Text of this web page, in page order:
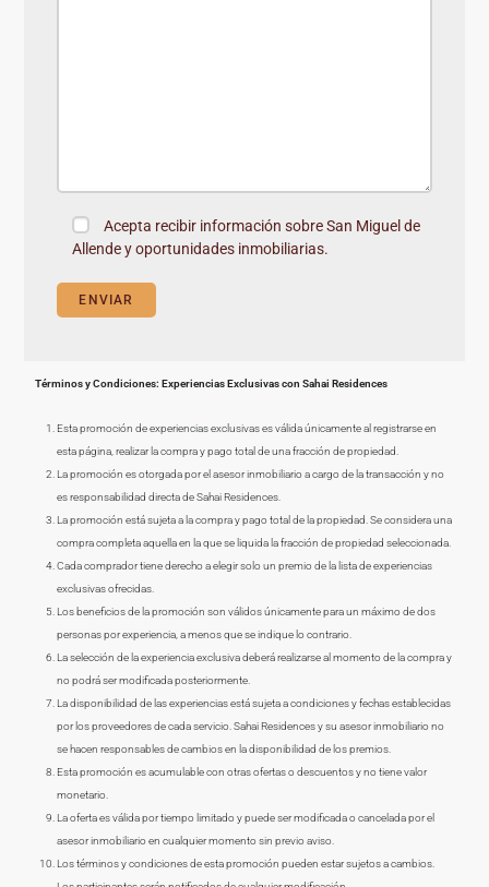
Acepta recibir información sobre San Miguel de
Allende y oportunidades inmobiliarias.
Términos y Condiciones: Experiencias Exclusivas con Sahai Residences
Esta promoción de experiencias exclusivas es válida únicamente al registrarse en
esta página, realizar la compra y pago total de una fracción de propiedad.
La promoción es otorgada por el asesor inmobiliario a cargo de la transacción y no
es responsabilidad directa de Sahai Residences.
La promoción está sujeta a la compra y pago total de la propiedad. Se considera una
compra completa aquella en la que se liquida la fracción de propiedad seleccionada.
Cada comprador tiene derecho a elegir solo un premio de la lista de experiencias
exclusivas ofrecidas.
Los beneficios de la promoción son válidos únicamente para un máximo de dos
personas por experiencia, a menos que se indique lo contrario.
La selección de la experiencia exclusiva deberá realizarse al momento de la compra y
no podrá ser modificada posteriormente.
La disponibilidad de las experiencias está sujeta a condiciones y fechas establecidas
por los proveedores de cada servicio. Sahai Residences y su asesor inmobiliario no
se hacen responsables de cambios en la disponibilidad de los premios.
Esta promoción es acumulable con otras ofertas o descuentos y no tiene valor
monetario.
La oferta es válida por tiempo limitado y puede ser modificada o cancelada por el
asesor inmobiliario en cualquier momento sin previo aviso.
Los términos y condiciones de esta promoción pueden estar sujetos a cambios.